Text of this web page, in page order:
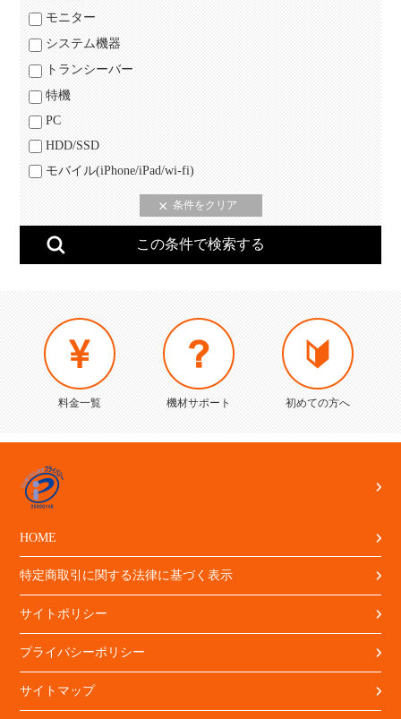
モニター
システム機器
トランシーバー
特機
PC
HDD/SSD
モバイル(iPhone/iPad/wi-fi)
料金一覧 機材サポート 初めての方へ
HOME
特定商取引に関する法律に基づく表示
サイトポリシー
プライバシーポリシー
サイトマップ